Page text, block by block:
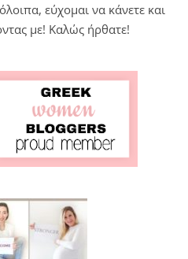
εύχομαι να κάνετε και
με! Καλώς ήρθατε!